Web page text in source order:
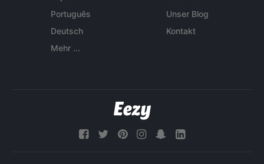
Português
Deutsch
Mehr ...
Unser Blog
Kontakt